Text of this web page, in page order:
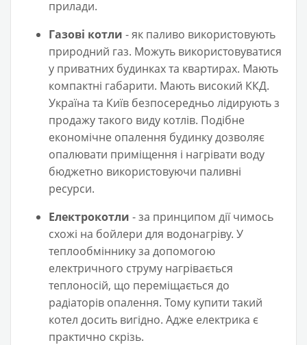
прилади.
Газові котли - як паливо використовують
природний газ. Можуть використовуватися
у приватних будинках та квартирах. Мають
компактні габарити. Мають високий ККД.
Україна та Київ безпосередньо лідирують з
продажу такого виду котлів. Подібне
економічне опалення будинку дозволяє
опалювати приміщення і нагрівати воду
бюджетно використовуючи паливні
ресурси.
Електрокотли - за принципом дії чимось
схожі на бойлери для водонагріву. У
теплообміннику за допомогою
електричного струму нагрівається
теплоносій, що переміщається до
радіаторів опалення. Тому купити такий
котел досить вигідно. Адже електрика є
практично скрізь.